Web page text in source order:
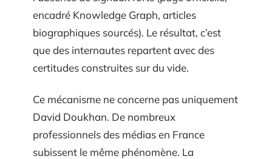
encadré Knowledge Graph, articles
biographiques sourcés). Le résultat, c’est
que des internautes repartent avec des
certitudes construites sur du vide.
Ce mécanisme ne concerne pas uniquement
David Doukhan. De nombreux
professionnels des médias en France
subissent le même phénomène. La